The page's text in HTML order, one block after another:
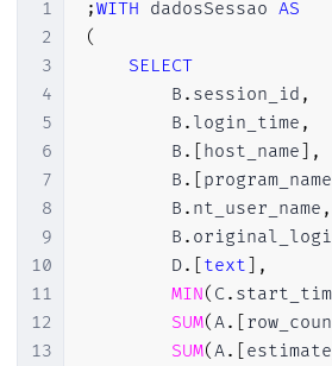
1
2
3
4
5
6
7
8
9
10
11
12
13
;WITH dadosSessao AS
(
SELECT
        B
. session_id ,
        B
. login_time ,
        B
. [host_name] ,
        B
. [program_name
        B
. nt_user_name ,
        B
.
        D
. [text] ,
MIN( C.
SUM(A. [
SUM(A. [